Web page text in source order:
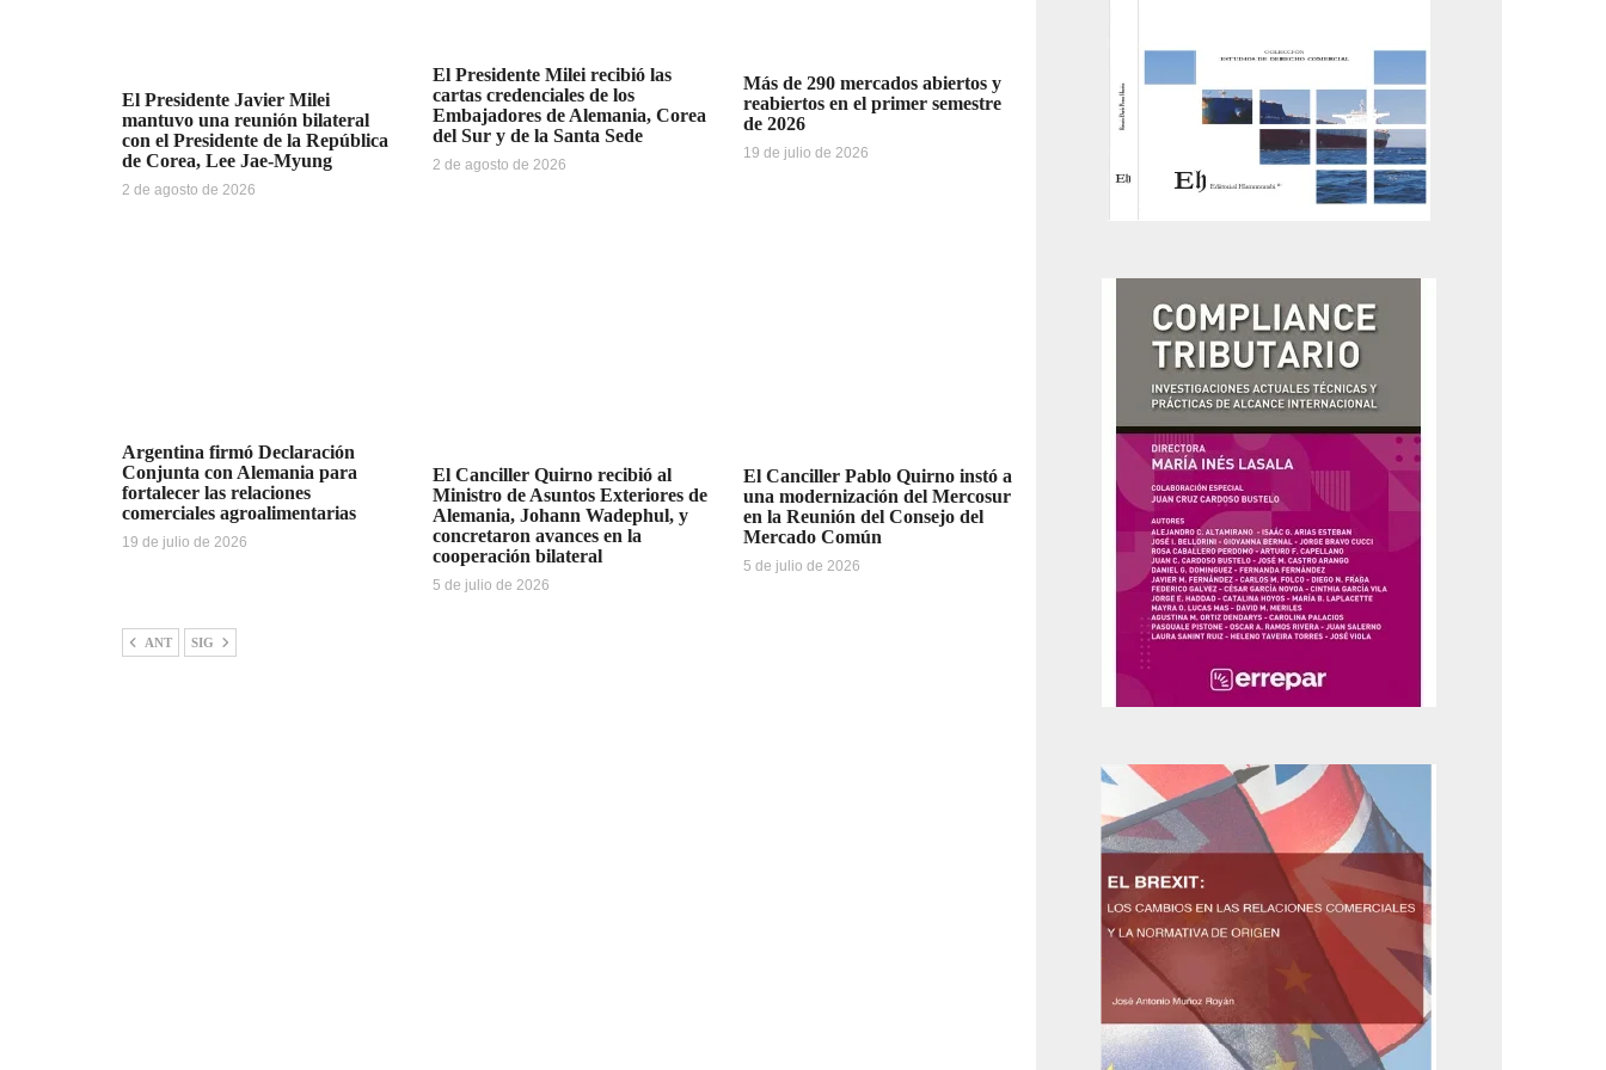
El Presidente Javier Milei
mantuvo una reunión bilateral
con el Presidente de la República
de Corea, Lee Jae-Myung
2 de agosto de 2026
El Presidente Milei recibió las
cartas credenciales de los
Embajadores de Alemania, Corea
del Sur y de la Santa Sede
2 de agosto de 2026
Más de 290 mercados abiertos y
reabiertos en el primer semestre
de 2026
19 de julio de 2026
Argentina firmó Declaración
Conjunta con Alemania para
fortalecer las relaciones
comerciales agroalimentarias
19 de julio de 2026
El Canciller Quirno recibió al
Ministro de Asuntos Exteriores de
Alemania, Johann Wadephul, y
concretaron avances en la
cooperación bilateral
5 de julio de 2026
El Canciller Pablo Quirno instó a
una modernización del Mercosur
en la Reunión del Consejo del
Mercado Común
5 de julio de 2026
ANT SIG